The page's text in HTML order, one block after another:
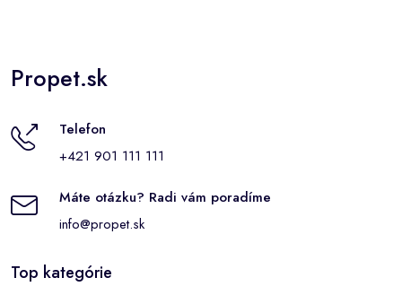
Propet.sk
Telefon
+421 901 111 111
Máte otázku? Radi vám poradíme
info@propet.sk
Top kategórie